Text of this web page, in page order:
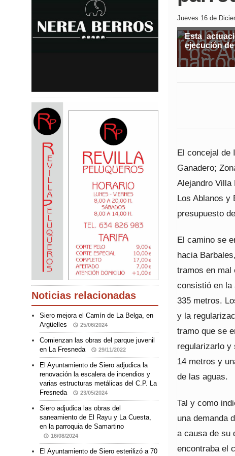
Jueves 16 de
Esta
ejecución
El concejal de
Ganadero;
Alejandro Villa
Los Ablanos y
presupuesto
El camino se
hacia
tramos en mal
consistió en la
335 metros.
y la
tramo que se
regularizarlo y
14 metros y
de las aguas.
Tal y como
una demanda
a causa de su
encontraba el
Noticias relacionadas
Siero mejora el Camín de La Belga, en
Argüelles
25/06/2024
Comienzan las obras del parque juvenil
en La Fresneda
29/11/2022
El Ayuntamiento de Siero adjudica la
renovación la escalera de incendios y
varias estructuras metálicas del C.P. La
Fresneda
23/05/2024
Siero adjudica las obras del
saneamiento de El Rayu y La Cuesta,
en la parroquia de Samartino
16/08/2024
El Ayuntamiento de Siero esterilizó a 70